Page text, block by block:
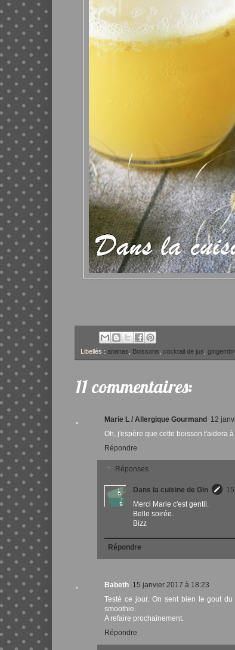
Libellés : ananas Boissons cocktail de jus
11 commentaires:
Marie L / Allergique Gourmand
12
Oh, j'espère que cette boisson t'aidera
Répondre
Réponses
Dans la cuisine de Gin
Merci Marie c'est gentil.
Belle soirée.
Bizz
Répondre
Babeth 15 janvier 2017 à 18:23
Testé ce jour. On sent bien le gout
smoothie.
A refaire prochainement.
Répondre